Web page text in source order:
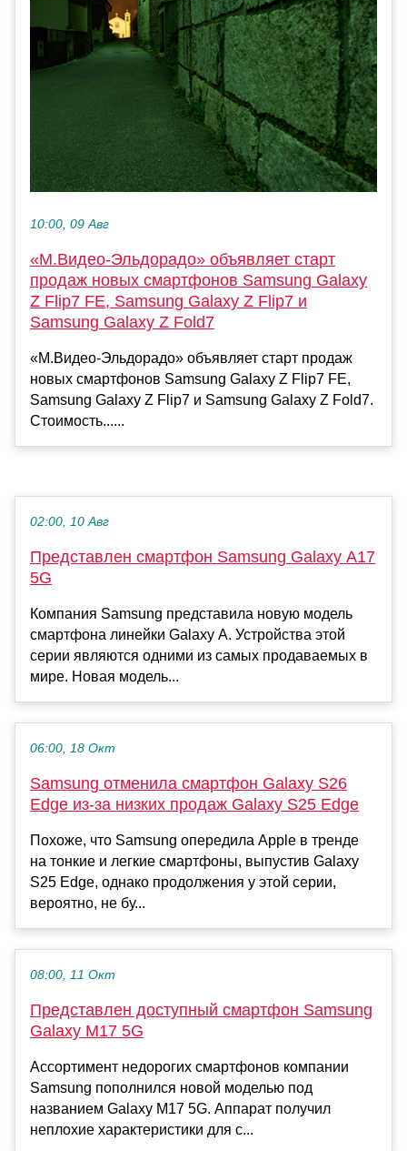
10:00, 09 Авг
«М.Видео-Эльдорадо» объявляет старт
продаж новых смартфонов Samsung Galaxy
Z Flip7 FE, Samsung Galaxy Z Flip7 и
Samsung Galaxy Z Fold7
«М.Видео-Эльдорадо» объявляет старт продаж
новых смартфонов Samsung Galaxy Z Flip7 FE,
Samsung Galaxy Z Flip7 и Samsung Galaxy Z Fold7.
Стоимость......
02:00, 10 Авг
Представлен смартфон Samsung Galaxy A17
5G
Компания Samsung представила новую модель
смартфона линейки Galaxy A. Устройства этой
серии являются одними из самых продаваемых в
мире. Новая модель...
06:00, 18 Окт
Samsung отменила смартфон Galaxy S26
Edge из-за низких продаж Galaxy S25 Edge
Похоже, что Samsung опередила Apple в тренде
на тонкие и легкие смартфоны, выпустив Galaxy
S25 Edge, однако продолжения у этой серии,
вероятно, не бу...
08:00, 11 Окт
Представлен доступный смартфон Samsung
Galaxy M17 5G
Ассортимент недорогих смартфонов компании
Samsung пополнился новой моделью под
названием Galaxy M17 5G. Аппарат получил
неплохие характеристики для с...